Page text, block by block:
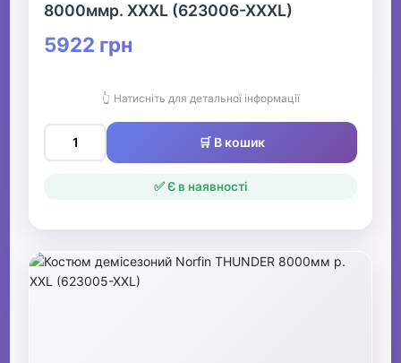
8000ммр. XXXL (623006-XXXL)
5922 грн
👆 Натисніть для детальної інформації
🛒 В кошик
✅ Є в наявності